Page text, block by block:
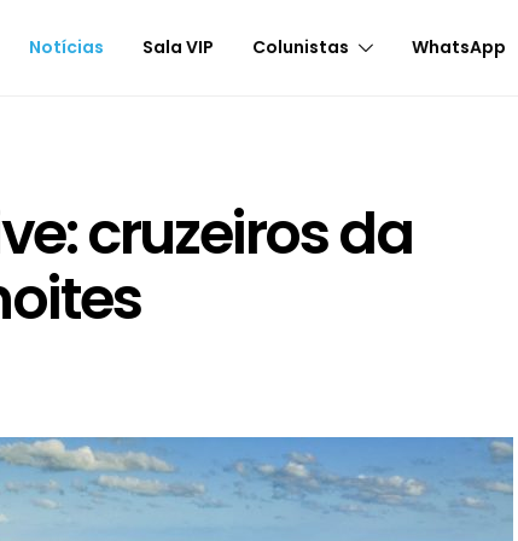
Notícias Sala VIP Colunistas WhatsApp
cruzeiros da